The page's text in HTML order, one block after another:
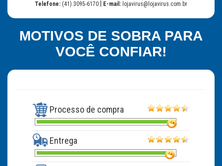
Telefone: (41) 3095-6170 E-mail: lojavirus@lojavirus.com.br
MOTIVOS DE SOBRA PARA
VOCÊ CONFIAR!
Processo de compra
Entrega